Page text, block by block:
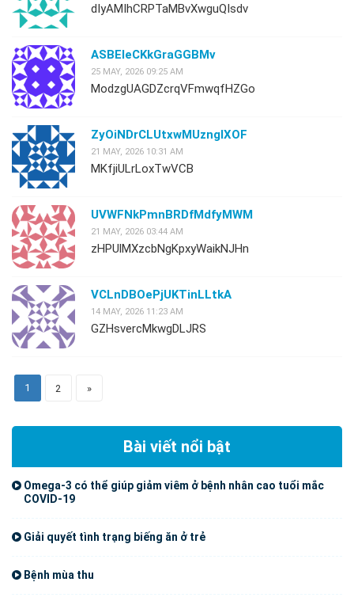
dIyAMIhCRPTaMBvXwguQIsdv
ASBEleCKkGraGGBMv
25 MAY, 2026 09:25 AM
ModzgUAGDZcrqVFmwqfHZGo
ZyOiNDrCLUtxwMUznglXOF
21 MAY, 2026 10:31 AM
MKfjiULrLoxTwVCB
UVWFNkPmnBRDfMdfyMWM
21 MAY, 2026 03:44 AM
zHPUlMXzcbNgKpxyWaikNJHn
VCLnDBOePjUKTinLLtkA
14 MAY, 2026 11:23 AM
GZHsvercMkwgDLJRS
1 2 »
Bài viết nổi bật
Omega-3 có thể giúp giảm viêm ở bệnh nhân cao tuổi mắc
COVID-19
Giải quyết tình trạng biếng ăn ở trẻ
Bệnh mùa thu